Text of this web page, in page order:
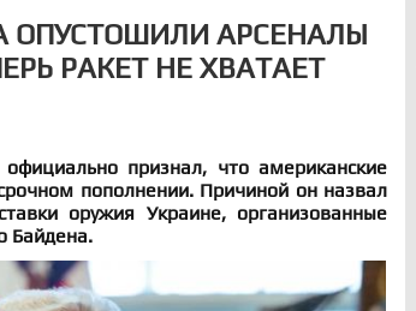
ОПУСТОШИЛИ АРСЕНАЛЫ
РАКЕТ НЕ ХВАТАЕТ
признал, что американские
пополнении. Причиной он назвал
оружия Украине, организованные
Байдена.